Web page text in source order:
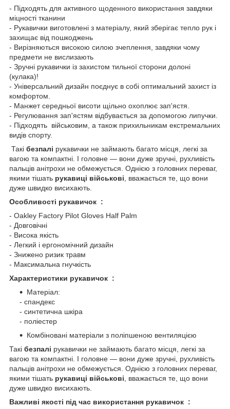
- Підходять для активного щоденного використання завдяки
міцності тканини
- Рукавички виготовлені з матеріалу, який зберігає тепло рук і
захищає від пошкоджень
- Вирізняються високою силою зчеплення, завдяки чому
предмети не вислизають
- Зручні рукавички із захистом тильної сторони долоні
(кулака)!
- Універсальний дизайн поєднує в собі оптимальний захист із
комфортом.
- Манжет середньої висоти щільно охоплює зап'ястя.
- Регулювання зап'ястям відбувається за допомогою липучки.
- Підходять військовим, а також прихильникам екстремальних
видів спорту.
Такі безпалі рукавички не займають багато місця, легкі за
вагою та компактні. І головне — вони дуже зручні, рухливість
пальців анітрохи не обмежується. Однією з головних переваг,
якими тішать рукавиці військові , вважається те, що вони
дуже швидко висихають.
Особливості рукавичок :
- Oakley Factory Pilot Gloves Half Palm
- Довговічні
- Висока якість
- Легкий і ергономічний дизайн
- Знижено ризик травм
- Максимальна гнучкість
Характеристики рукавичок :
Матеріал:
- спандекс
- синтетична шкіра
- поліестер
Комбіновані матеріали з поліпшеною вентиляцією
Такі безпалі рукавички не займають багато місця, легкі за
вагою та компактні. І головне — вони дуже зручні, рухливість
пальців анітрохи не обмежується. Однією з головних переваг,
якими тішать рукавиці військові , вважається те, що вони
дуже швидко висихають.
Важливі якості під час використання рукавичок :